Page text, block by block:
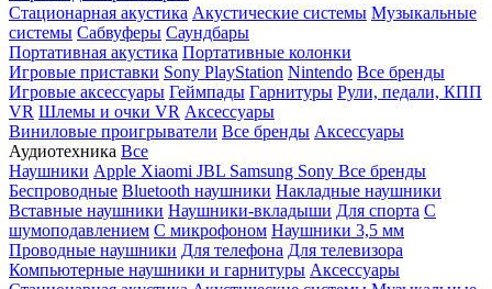
Стационарная акустика Акустические системы Музыкальные
системы Сабвуферы Саундбары
Портативная акустика Портативные колонки
Игровые приставки Sony PlayStation Nintendo Все бренды
Игровые аксессуары Геймпады Гарнитуры Рули, педали, КПП
VR Шлемы и очки VR Аксессуары
Виниловые проигрыватели Все бренды Аксессуары
Аудиотехника Все
Наушники Apple Xiaomi JBL Samsung Sony Все бренды
Беспроводные Bluetooth наушники Накладные наушники
Вставные наушники Наушники-вкладыши Для спорта С
шумоподавлением С микрофоном Наушники 3,5 мм
Проводные наушники Для телефона Для телевизора
Компьютерные наушники и гарнитуры Аксессуары